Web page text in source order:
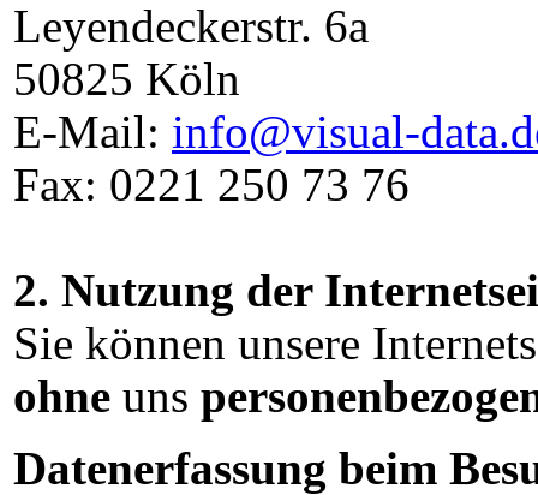
Leyendeckerstr. 6a
50825 Köln
E-Mail: info@visual-
Fax: 0221 250 73 76
2. Nutzung der
Sie können unsere
ohne uns
Datenerfassung beim